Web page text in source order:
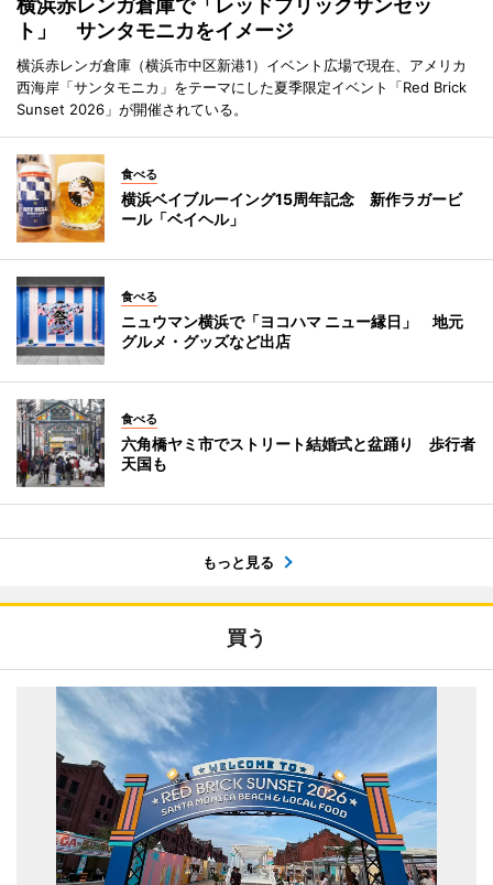
横浜赤レンガ倉庫で「レッドブリックサンセッ
ト」 サンタモニカをイメージ
横浜赤レンガ倉庫（横浜市中区新港1）イベント広場で現在、アメリカ
西海岸「サンタモニカ」をテーマにした夏季限定イベント「Red Brick
Sunset 2026」が開催されている。
食べる
横浜ベイブルーイング15周年記念 新作ラガービ
ール「ベイヘル」
食べる
ニュウマン横浜で「ヨコハマ ニュー縁日」 地元
グルメ・グッズなど出店
食べる
六角橋ヤミ市でストリート結婚式と盆踊り 歩行者
天国も
もっと見る
買う